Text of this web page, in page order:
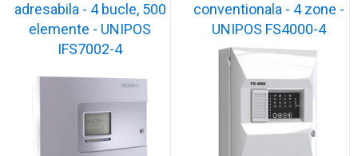
adresabila - 4 bucle, 500
elemente - UNIPOS
IFS7002-4
conventionala - 4 zone -
UNIPOS FS4000-4